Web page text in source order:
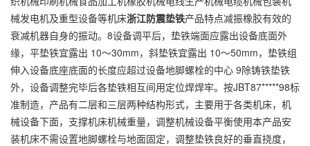
械发电机及重型设备等机床浙江防震垫铁产品特点减振橡胶有效的
衰减机器自身的振动。8设备调平后，垫铁端面应露出设备底面外
缘，平垫铁宜露出 10～30mm，斜垫铁宜露出 10～50mm，垫铁组
伸入设备底座底面的长度应超过设备地脚螺栓的中心 9除铸铁垫铁
外，设备调整完毕后各垫铁相互间用定位焊焊牢。按JBT87*****98标
准制造，产品有二层和三层两种结构形式，主要用于各类机床，机
械设备下面，支撑机床机械重量，调整机械设备平衡使用本产品安
装机床不需设置地脚螺栓与地面固定，调整垫铁良好的垂直挠度，